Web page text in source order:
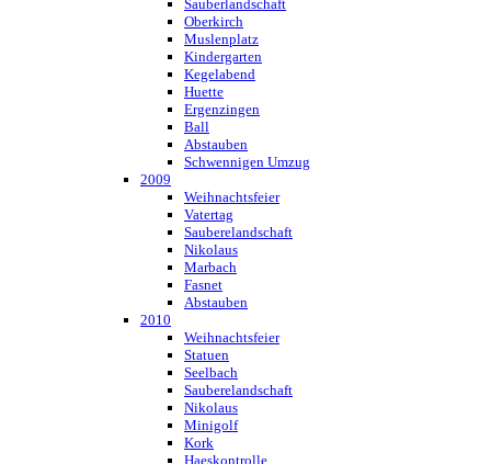
Sauberlandschaft
Oberkirch
Muslenplatz
Kindergarten
Kegelabend
Huette
Ergenzingen
Ball
Abstauben
Schwennigen Umzug
2009
Weihnachtsfeier
Vatertag
Sauberelandschaft
Nikolaus
Marbach
Fasnet
Abstauben
2010
Weihnachtsfeier
Statuen
Seelbach
Sauberelandschaft
Nikolaus
Minigolf
Kork
Haeskontrolle